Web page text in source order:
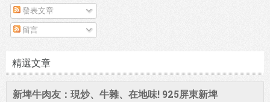
發表文章
留言
精選文章
新埤牛肉友：現炒、牛雜、在地味! 925屏東新埤